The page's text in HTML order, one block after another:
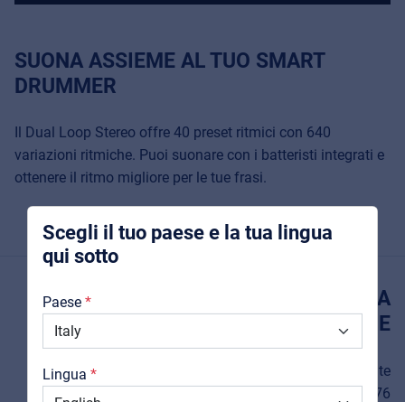
Scegli il tuo paese e la tua lingua
qui sotto
Paese
Lingua
Music Retail
For Music retailers | Musicians & bands |
Pro AVL
Installers | Rental companies | System
integrators
Downloads
Cataloghi
Support
SUONA ASSIEME AL TUO SMART
DRUMMER
Il Dual Loop Stereo offre 40 preset ritmici con 640
variazioni ritmiche. Puoi suonare con i batteristi integrati e
ottenere il ritmo migliore per le tue frasi.
DISPLAY LCD AD ALTA
DEFINIZIONE
Il Dual Loop Stereo è equipaggiato con un eccellente
display LCD ad alta definizione con risoluzione 960*376